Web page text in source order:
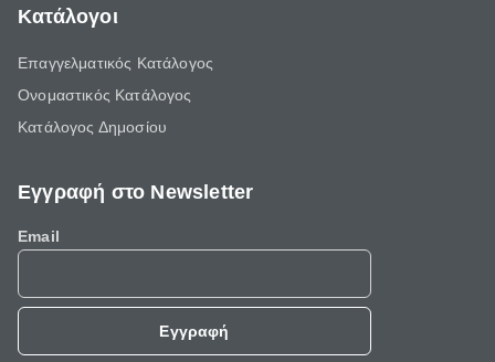
Κατάλογοι
Επαγγελματικός Κατάλογος
Ονομαστικός Κατάλογος
Κατάλογος Δημοσίου
Εγγραφή στο Newsletter
Email
Εγγραφή